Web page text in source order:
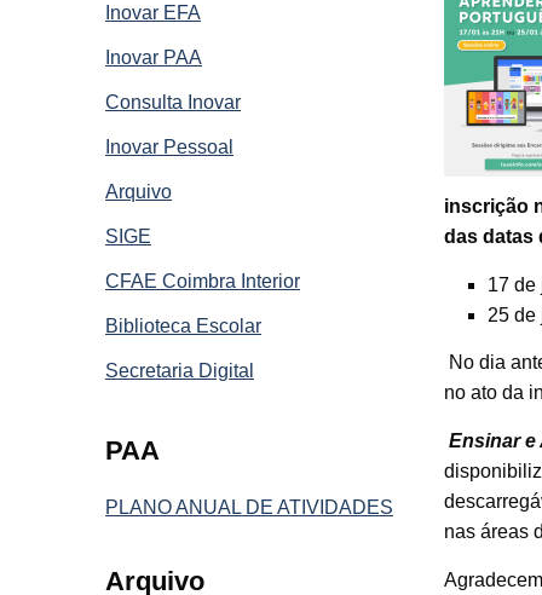
Inovar EFA
Inovar PAA
Consulta Inovar
Inovar Pessoal
Arquivo
SIGE
CFAE Coimbra Interior
Biblioteca Escolar
Secretaria Digital
PAA
PLANO ANUAL DE ATIVIDADES
Arquivo
inscrição
das datas
17 de
25 de
No dia
no ato da
Ensinar e
nas áreas